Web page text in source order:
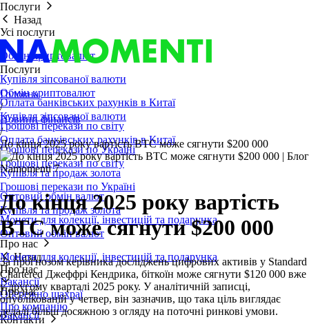
Послуги
Назад
Усі послуги
Обмін криптовалют
Купівля зіпсованої валюти
Оплата банківських рахунків в Китаї
Грошові перекази по світу
Грошові перекази по Україні
Купівля та продаж золота
Оптовий обмін валют
Монети для колекції, інвестицій та подарунка
Про нас
Назад
Про нас
Вакансії
Обережно шахраї
Про компанію
Контакти
Послуги
Обмін криптовалют
Купівля зіпсованої валюти
Оплата банківських рахунків в Китаї
Грошові перекази по світу
Грошові перекази по Україні
Купівля та продаж золота
Оптовий обмін валют
Монети для колекції, інвестицій та подарунка
Про нас
Вакансії
Головна
/
Новини фінансів
/
До кінця 2025 року вартість BTC може сягнути $200 000
До кінця 2025 року вартість
BTC може сягнути $200 000
За прогнозом керівника досліджень цифрових активів у Standard
Chartered Джеффрі Кендрика, біткоїн може сягнути $120 000 вже
у другому кварталі 2025 року. У аналітичній записці,
опублікованій у четвер, він зазначив, що така ціль виглядає
дедалі більш досяжною з огляду на поточні ринкові умови.